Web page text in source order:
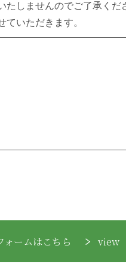
しませんのでご了承くだ
いただきます。
ォームはこちら view